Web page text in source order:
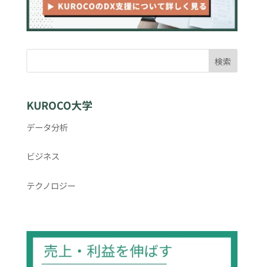
検索
KUROCO大学
データ分析
ビジネス
テクノロジー